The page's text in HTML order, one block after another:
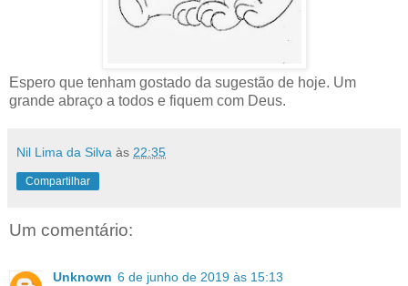
Espero que tenham gostado da sugestão de hoje. Um
grande abraço a todos e fiquem com Deus.
Nil Lima da Silva às 22:35
Compartilhar
Um comentário:
Unknown 6 de junho de 2019 às 15:13